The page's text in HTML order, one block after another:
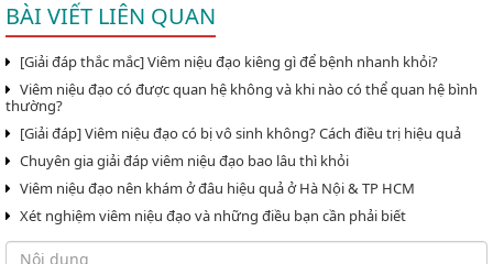
BÀI VIẾT LIÊN QUAN
[Giải đáp thắc mắc] Viêm niệu đạo kiêng gì để bệnh nhanh khỏi?
Viêm niệu đạo có được quan hệ không và khi nào có thể quan hệ bình
thường?
[Giải đáp] Viêm niệu đạo có bị vô sinh không? Cách điều trị hiệu quả
Chuyên gia giải đáp viêm niệu đạo bao lâu thì khỏi
Viêm niệu đạo nên khám ở đâu hiệu quả ở Hà Nội & TP HCM
Xét nghiệm viêm niệu đạo và những điều bạn cần phải biết